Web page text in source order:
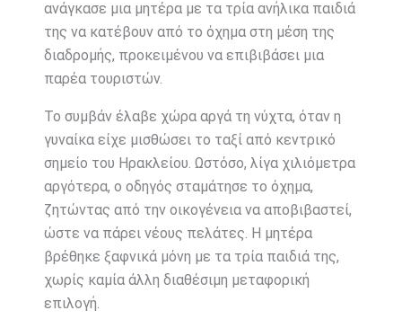
ανάγκασε μια μητέρα με τα τρία ανήλικα παιδιά
της να κατέβουν από το όχημα στη μέση της
διαδρομής, προκειμένου να επιβιβάσει μια
παρέα τουριστών.
Το συμβάν έλαβε χώρα αργά τη νύχτα, όταν η
γυναίκα είχε μισθώσει το ταξί από κεντρικό
σημείο του Ηρακλείου. Ωστόσο, λίγα χιλιόμετρα
αργότερα, ο οδηγός σταμάτησε το όχημα,
ζητώντας από την οικογένεια να αποβιβαστεί,
ώστε να πάρει νέους πελάτες. Η μητέρα
βρέθηκε ξαφνικά μόνη με τα τρία παιδιά της,
χωρίς καμία άλλη διαθέσιμη μεταφορική
επιλογή.